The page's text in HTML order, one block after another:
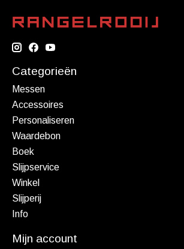
Categorieën
Messen
Accessoires
Personaliseren
Waardebon
Boek
Slijpservice
Winkel
Slijperij
Info
Mijn account